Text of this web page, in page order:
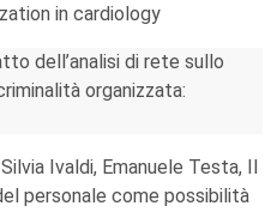
in cardiology
dell’analisi di rete sullo
organizzata:
Ivaldi, Emanuele Testa, Il
personale come possibilità